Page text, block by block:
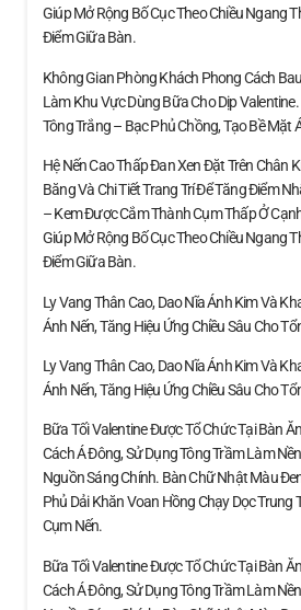
Giúp Mở Rộng Bố Cục Theo Chiều Ngang
Điểm Giữa Bàn.
Không Gian Phòng Khách Phong Cách
Làm Khu Vực Dùng Bữa Cho Dịp
Tông Trắng – Bạc Phủ Chồng, Tạo Bề Mặt
Hệ Nến Cao Thấp Đan Xen Đặt Trên Chân
Băng Và Chi Tiết Trang Trí Để Tăng Điểm
– Kem Được Cắm Thành Cụm Thấp Ở
Giúp Mở Rộng Bố Cục Theo Chiều Ngang
Điểm Giữa Bàn.
Ly Vang Thân Cao, Dao Nĩa Ánh Kim Và
Ánh Nến, Tăng Hiệu Ứng Chiều Sâu Cho
Ly Vang Thân Cao, Dao Nĩa Ánh Kim Và
Ánh Nến, Tăng Hiệu Ứng Chiều Sâu Cho
Bữa Tối Valentine Được Tổ Chức Tại Bàn
Cách Á Đông, Sử Dụng Tông Trầm Làm
Nguồn Sáng Chính. Bàn Chữ Nhật Màu
Phủ Dải Khăn Voan Hồng Chạy Dọc Trung
Cụm Nến.
Bữa Tối Valentine Được Tổ Chức Tại Bàn
Cách Á Đông, Sử Dụng Tông Trầm Làm